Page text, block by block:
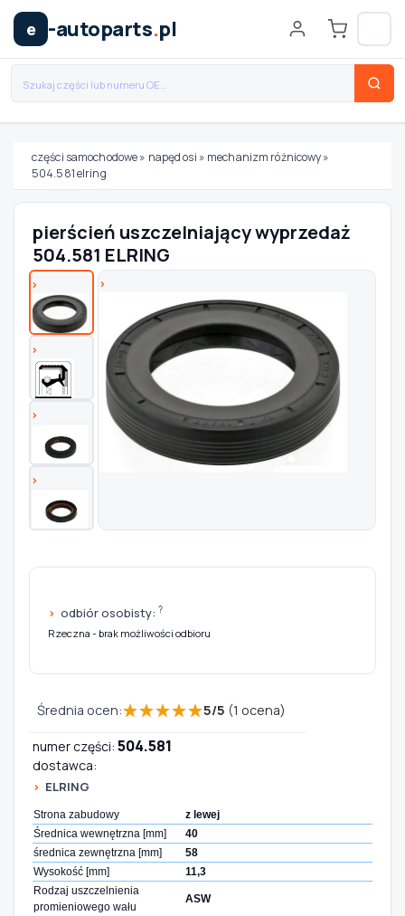
e -autoparts.pl
Wybierz swój pojazd
MARKA
MODEL
TYP / SILNIK
Szukaj pasujących części
części samochodowe» napęd osi » mechanizm różnicowy»
504.581 elring
pierścień uszczelniający wyprzedaż
504.581 ELRING
odbiór osobisty: ?
Rzeczna - brak możliwości odbioru
Średnia ocen:★★★★★5/5 (1 ocena)
numer części: 504.581
dostawca:
ELRING
Strona zabudowy
z lewej
Średnica wewnętrzna [mm]
40
średnica zewnętrzna [mm]
58
Wysokość [mm]
11,3
Rodzaj uszczelnienia
promieniowego wału
ASW